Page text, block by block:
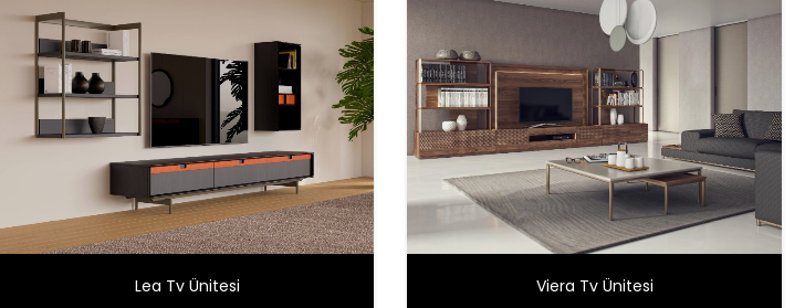
Lea Tv Ünitesi Viera Tv Ünitesi